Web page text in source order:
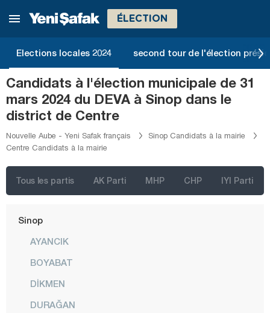
ÉLECTION
Elections locales 2024 second tour de l'élection
Candidats à l'élection municipale de 31
mars 2024 du DEVA à Sinop dans le
district de Centre
Nouvelle Aube - Yeni Safak français
Sinop Candidats à la mairie
Centre Candidats à la mairie
Tous les partis AK Parti MHP CHP IYI Parti
Nevşehir
Ordu
Osmaniye
Rize
Sakarya
Samsun
Siirt
Sinop
AYANCIK
BOYABAT
DİKMEN
DURAĞAN